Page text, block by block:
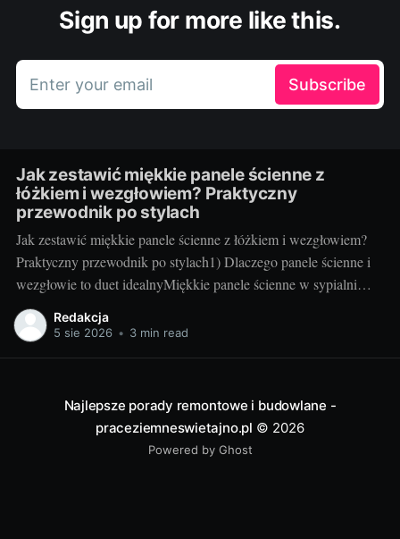
Sign up for more like this.
Enter your email Subscribe
Jak zestawić miękkie panele ścienne z
łóżkiem i wezgłowiem? Praktyczny
przewodnik po stylach
Jak zestawić miękkie panele ścienne z łóżkiem i wezgłowiem?
Praktyczny przewodnik po stylach1) Dlaczego panele ścienne i
wezgłowie to duet idealnyMiękkie panele ścienne w sypialni
robią dwie rzeczy naraz: budują przytulny klimat i działają
praktycznie. Tłumią hałas, ocieplają ścianę odczuwalnie w
Redakcja
5 sie 2026 • 3 min read
Najlepsze porady remontowe i budowlane -
praceziemneswietajno.pl © 2026
Powered by Ghost